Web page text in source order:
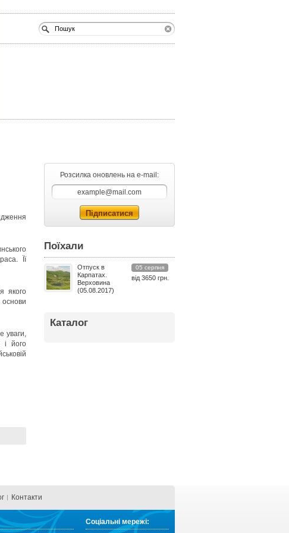
Її
якого
уваги,
і його
Розсилка оновлень на e-mail:
Поїхали
05 серпня
від 3650 грн.
Отпуск в
Карпатах.
Верховина
(05.08.2017)
Каталог
Контакти
Соціальні мережі: